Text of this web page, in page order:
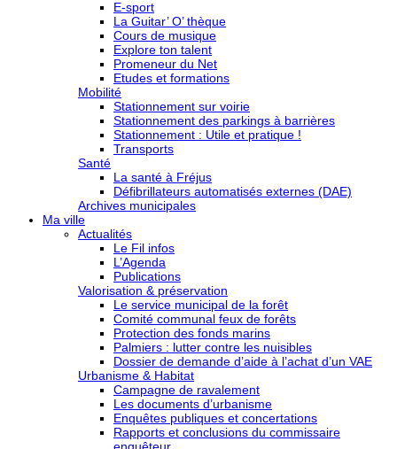
E-sport
La Guitar’ O’ thèque
Cours de musique
Explore ton talent
Promeneur du Net
Etudes et formations
Mobilité
Stationnement sur voirie
Stationnement des parkings à barrières
Stationnement : Utile et pratique !
Transports
Santé
La santé à Fréjus
Défibrillateurs automatisés externes (DAE)
Archives municipales
Ma ville
Actualités
Le Fil infos
L’Agenda
Publications
Valorisation & préservation
Le service municipal de la forêt
Comité communal feux de forêts
Protection des fonds marins
Palmiers : lutter contre les nuisibles
Dossier de demande d’aide à l’achat d’un VAE
Urbanisme & Habitat
Campagne de ravalement
Les documents d’urbanisme
Enquêtes publiques et concertations
Rapports et conclusions du commissaire